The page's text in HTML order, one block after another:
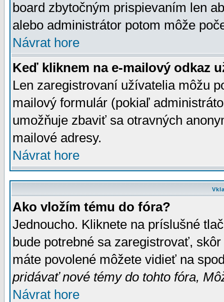
board zbytočným prispievaním len
alebo administrátor potom môže
Návrat hore
Keď kliknem na e-mailový odkaz
Len zaregistrovaní užívatelia môžu
mailový formulár (pokiaľ
umožňuje zbaviť sa otravných
mailové adresy.
Návrat hore
Ako vložím tému do fóra?
Jednoucho. Kliknete na príslušné
bude potrebné sa zaregistrovať,
máte povolené môžete vidieť na
pridávať nové témy do tohto fóra,
Návrat hore